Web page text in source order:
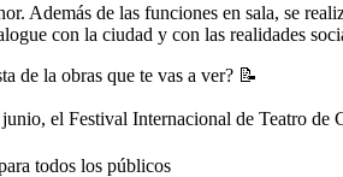
Además de las funciones en sala, se
con la ciudad y con las realidades
de la obras que te vas a ver? 📝
el Festival Internacional de Teatro de
todos los públicos